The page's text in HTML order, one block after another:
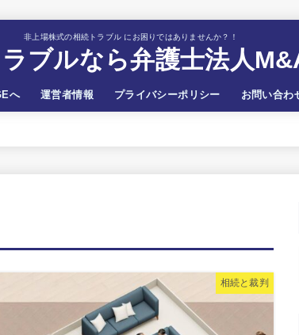
非上場株式の相続トラブル にお困りではありませんか？！
ブルなら弁護士法人
へ 運営者情報 プライバシーポリシー お問い合わ
相続と裁判